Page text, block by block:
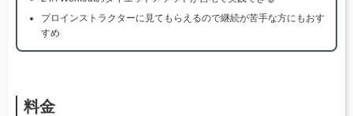
プロインストラクターに見てもらえるので継続が苦手な方にもおす
すめ
料金